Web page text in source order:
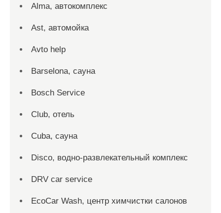
Alma, автокомплекс
Ast, автомойка
Avto help
Barselona, сауна
Bosch Service
Club, отель
Cuba, сауна
Disco, водно-развлекательный комплекс
DRV car service
EcoCar Wash, центр химчистки салонов